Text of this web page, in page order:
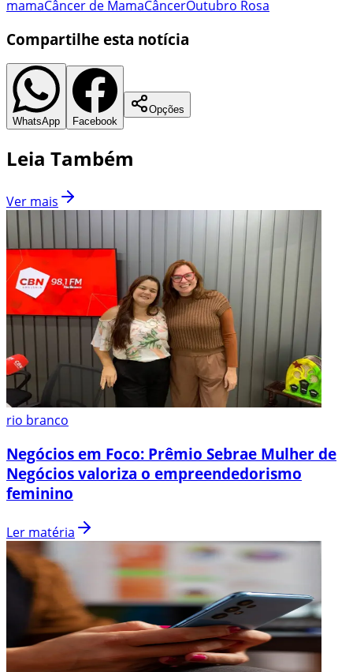
mamaCâncer de MamaCâncerOutubro Rosa
Compartilhe esta notícia
WhatsApp Facebook
Opções
Leia Também
Ver mais
rio branco
Negócios em Foco: Prêmio Sebrae Mulher de
Negócios valoriza o empreendedorismo
feminino
Ler matéria